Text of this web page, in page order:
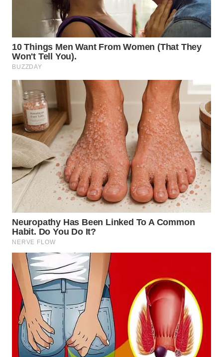
WN
TANJUNG
LESUNG
KARO
WN
SIMALUNGUN
WN
LABUHANBATU
TAPANULI
WN DELI
SERDANG
WN
TEBING
TINGGI
WN
PAKPAK